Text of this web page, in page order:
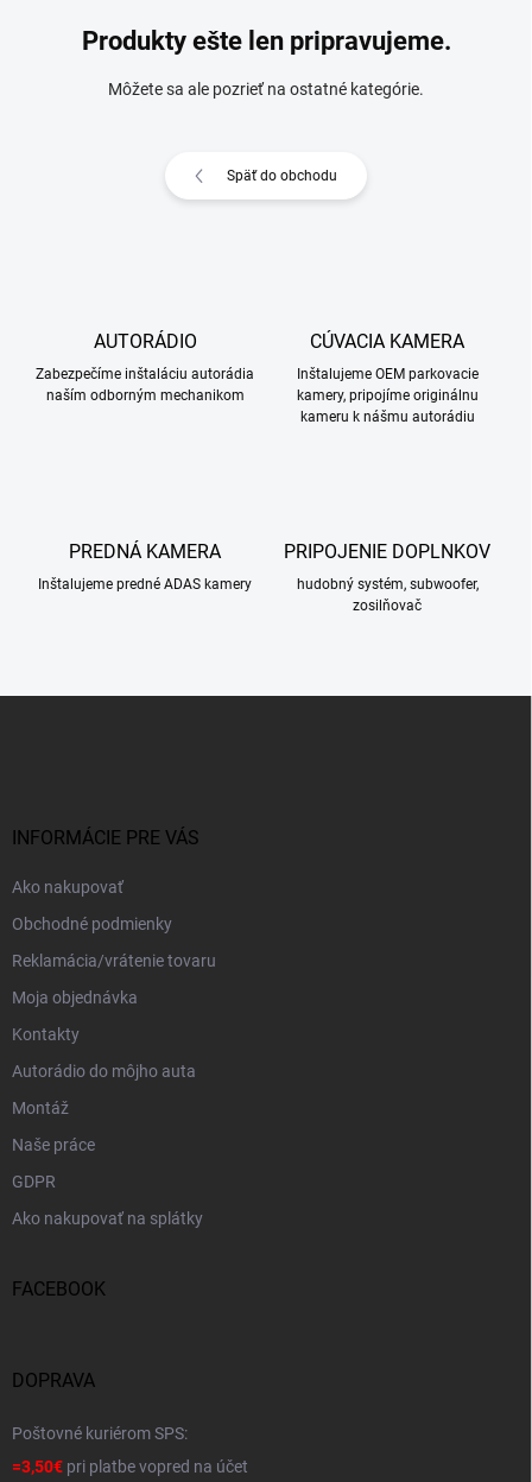
Produkty ešte len pripravujeme.
Môžete sa ale pozrieť na ostatné kategórie.
Späť do obchodu
AUTORÁDIO
Zabezpečíme inštaláciu autorádia
naším odborným mechanikom
CÚVACIA KAMERA
Inštalujeme OEM parkovacie
kamery, pripojíme originálnu
kameru k nášmu autorádiu
PREDNÁ KAMERA
Inštalujeme predné ADAS kamery
PRIPOJENIE DOPLNKOV
hudobný systém, subwoofer,
zosilňovač
INFORMÁCIE PRE VÁS
Ako nakupovať
Obchodné podmienky
Reklamácia/vrátenie tovaru
Moja objednávka
Kontakty
Autorádio do môjho auta
Montáž
Naše práce
GDPR
Ako nakupovať na splátky
FACEBOOK
DOPRAVA
Poštovné kuriérom SPS:
=3,50€ pri platbe vopred na účet